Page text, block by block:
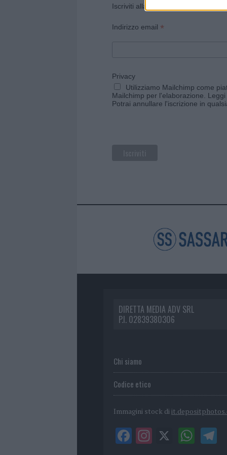
Iscriviti alla newsletter di Gallura
Indirizzo email *
Privacy
Utilizziamo Mailchimp come
Mailchimp per l'elaborazione.
Potrai annullare l'iscrizione in
DIRETTA MEDIA ADV SRL
P.I. 02839380306
Chi siamo
Codice etico
Immagini stock di